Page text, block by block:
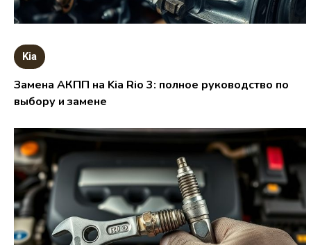
Kia
Замена АКПП на Kia Rio 3: полное руководство по
выбору и замене